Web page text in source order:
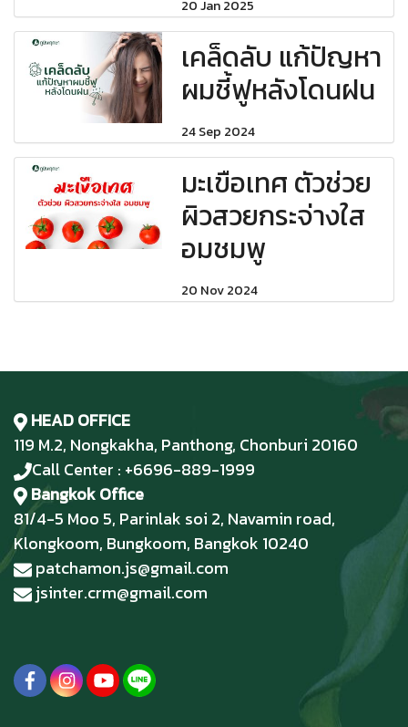
20 Jan 2025
เคล็ดลับ แก้ปัญหา
ผมชี้ฟูหลังโดนฝน
24 Sep 2024
มะเขือเทศ ตัวช่วย
ผิวสวยกระจ่างใส
อมชมพู
20 Nov 2024
HEAD OFFICE
119 M.2, Nongkakha, Panthong, Chonburi 20160
Call Center : +6696-889-1999
Bangkok Office
81/4-5 Moo 5, Parinlak soi 2, Navamin road,
Klongkoom, Bungkoom, Bangkok 10240
patchamon.js@gmail.com
jsinter.crm@gmail.com